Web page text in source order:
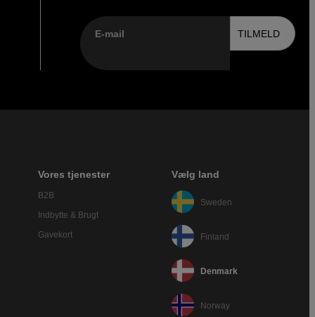
E-mail TILMELD
Vores tjenester
B2B
Indbytte & Brugt
Gavekort
Vælg land
Sweden
Finland
Denmark
Norway